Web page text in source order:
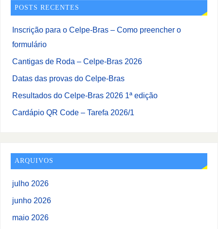
POSTS RECENTES
Inscrição para o Celpe-Bras – Como preencher o
formulário
Cantigas de Roda – Celpe-Bras 2026
Datas das provas do Celpe-Bras
Resultados do Celpe-Bras 2026 1ª edição
Cardápio QR Code – Tarefa 2026/1
ARQUIVOS
julho 2026
junho 2026
maio 2026